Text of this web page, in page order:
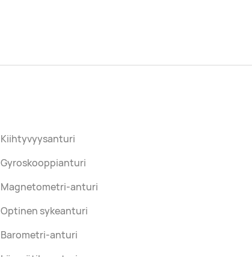
Kiihtyvyysanturi
Gyroskooppianturi
Magnetometri-anturi
Optinen sykeanturi
Barometri-anturi